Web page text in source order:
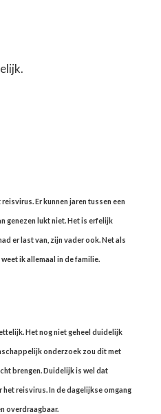
Er kunnen jaren tussen een
genezen lukt niet. Het is erfelijk
er last van, zijn vader ook. Net als
ik allemaal in de familie.
Het nog niet geheel duidelijk
onderzoek zou dit met
brengen. Duidelijk is wel dat
reisvirus. In de dagelijkse omgang
overdraagbaar.